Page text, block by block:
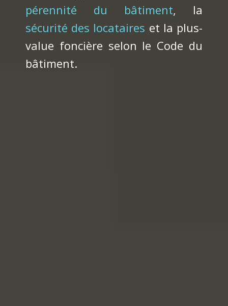
pérennité du bâtiment, la
sécurité des locataires et la plus-
value foncière selon le Code du
bâtiment.